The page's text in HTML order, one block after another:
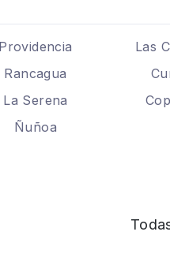
Providencia Las
Rancagua
La Serena
Ñuñoa